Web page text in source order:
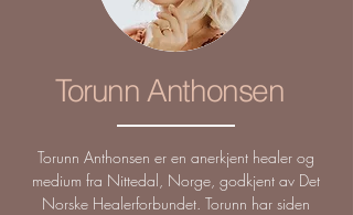
Torunn Anthonsen
Torunn Anthonsen er en anerkjent healer og
medium fra Nittedal, Norge, godkjent av Det
Norske Healerforbundet. Torunn har siden